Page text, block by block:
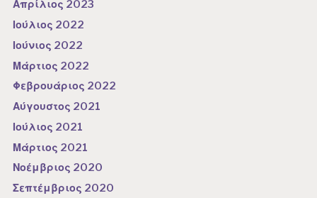
Απρίλιος 2023
Ιούλιος 2022
Ιούνιος 2022
Μάρτιος 2022
Φεβρουάριος 2022
Αύγουστος 2021
Ιούλιος 2021
Μάρτιος 2021
Νοέμβριος 2020
Σεπτέμβριος 2020